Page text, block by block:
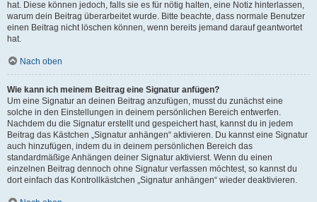
hat. Diese können jedoch, falls sie es für nötig halten, eine Notiz hinterlassen,
warum dein Beitrag überarbeitet wurde. Bitte beachte, dass normale Benutzer
einen Beitrag nicht löschen können, wenn bereits jemand darauf geantwortet
hat.
Nach oben
Wie kann ich meinem Beitrag eine Signatur anfügen?
Um eine Signatur an deinen Beitrag anzufügen, musst du zunächst eine
solche in den Einstellungen in deinem persönlichen Bereich entwerfen.
Nachdem du die Signatur erstellt und gespeichert hast, kannst du in jedem
Beitrag das Kästchen „Signatur anhängen“ aktivieren. Du kannst eine Signatur
auch hinzufügen, indem du in deinem persönlichen Bereich das
standardmäßige Anhängen deiner Signatur aktivierst. Wenn du einen
einzelnen Beitrag dennoch ohne Signatur verfassen möchtest, so kannst du
dort einfach das Kontrollkästchen „Signatur anhängen“ wieder deaktivieren.